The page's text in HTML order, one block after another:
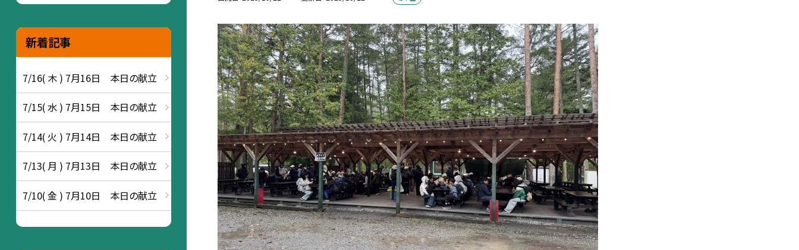
新着記事
7/16( 木 ) 7月16日 本日の献立
7/15( 水 ) 7月15日 本日の献立
7/14( 火 ) 7月14日 本日の献立
7/13( 月 ) 7月13日 本日の献立
7/10( 金 ) 7月10日 本日の献立